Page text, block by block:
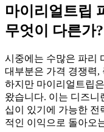
마이리얼트립
무엇이 다른가?
시중에는 수많은 파리
대부분은 가격 경쟁력,
하지만 마이리얼트립
왔습니다. 이는 디즈니
십이 있기에 가능한 전
적인 이익으로 돌아오